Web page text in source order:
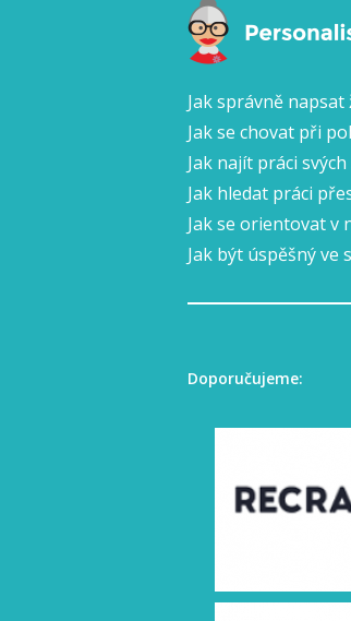
Jak správně
Jak se chovat při
Jak najít práci
Jak hledat práci
Jak se orientovat v
Jak být úspěšný ve
Doporučujeme: